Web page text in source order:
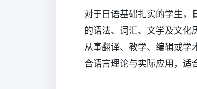
对于日语基础扎实的学生，
的语法、词汇、文学及文化
从事翻译、教学、编辑或学
合语言理论与实际应用，适